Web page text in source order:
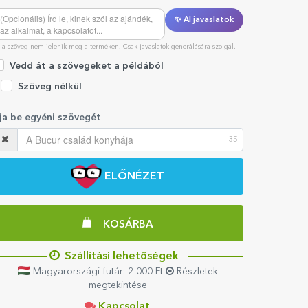
✨ AI javaslatok
a szöveg nem jelenik meg a terméken. Csak javaslatok generálására szolgál.
Vedd át a szövegeket a példából
Szöveg nélkül
be egyéni szövegét
35
ELŐNÉZET
KOSÁRBA
Szállítási lehetőségek
Magyarországi futár: 2 000 Ft
Részletek
megtekintése